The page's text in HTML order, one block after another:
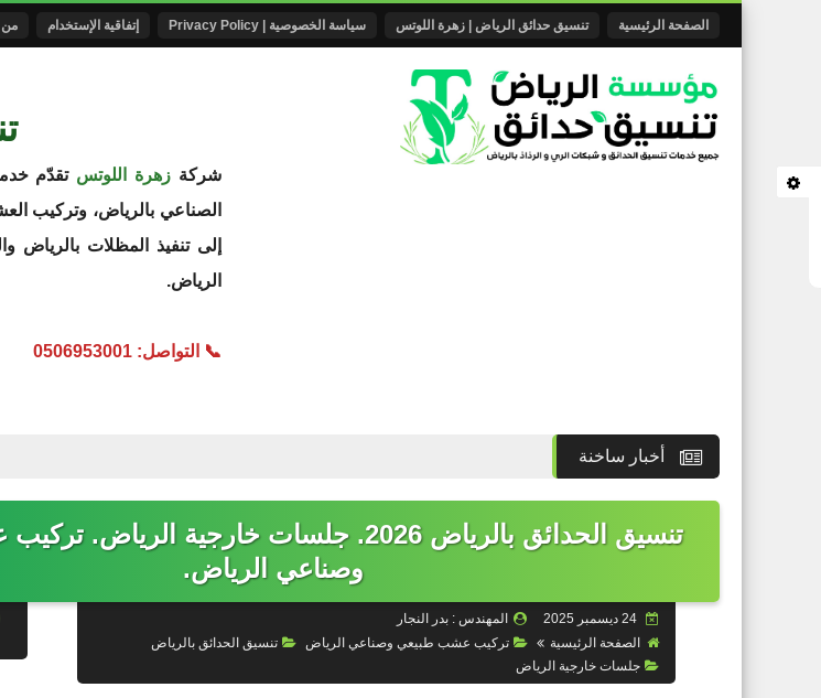
الصفحة الرئيسية تنسيق حدائق الرياض | زهرة اللوتس سياسة الخصوصية | Privacy Policy إتفاقية الإستخدام من
شركة زهرة اللوتس تقدّم
الصناعي بالرياض، وتركيب
إلى تنفيذ المظلات بالرياض
الرياض.
📞 التواصل: 0506953001
أخبار ساخنة
تنسيق الحدائق بالرياض 2026. جلسات خارجية
وصناعي الرياض.
24 ديسمبر 2025
المهندس : بدر النجار
الصفحة الرئيسية
تركيب عشب طبيعي وصناعي الرياض
تنسيق الحدائق بالرياض
جلسات خارجية الرياض